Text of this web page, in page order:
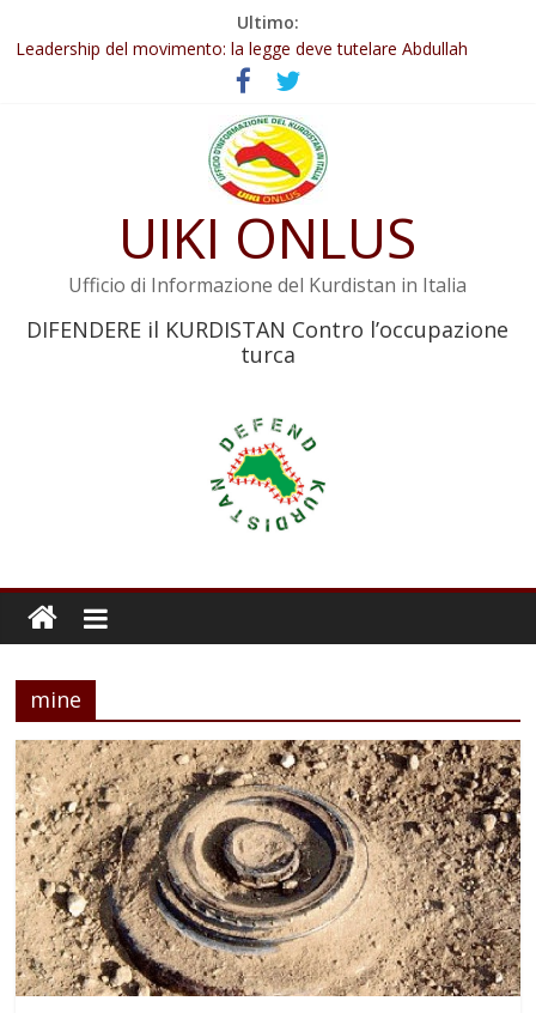
Ultimo:
Abdullah Öcalan: Le legge negativa deve essere trasformata in
legge positiva
Leadership del movimento: la legge deve tutelare Abdullah
Commissione donne del KNK: Şengal è di nuovo sotto minaccia
Non tenere conto della situazione di Rêber Apo ostacolerebbe
Il KNK chiede un’azione internazionale contro i crimini di guerra
UIKI ONLUS
Ufficio di Informazione del Kurdistan in Italia
DIFENDERE il KURDISTAN Contro l’occupazione
turca
mine